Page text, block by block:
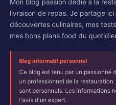
Mon blog passion dédié à la
livraison de repas. Je partage ici
découvertes culinaires, mes
mes bons plans food du
Blog informatif personnel
Ce blog est tenu par un passionné
un professionnel de la
sont personnels. Les informations
l'avis d'un expert.